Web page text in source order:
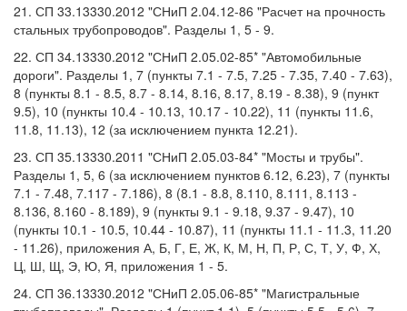
21. СП 33.13330.2012 "СНиП 2.04.12-86 "Расчет на прочность
стальных трубопроводов". Разделы 1, 5 - 9.
22. СП 34.13330.2012 "СНиП 2.05.02-85* "Автомобильные
дороги". Разделы 1, 7 (пункты 7.1 - 7.5, 7.25 - 7.35, 7.40 - 7.63),
8 (пункты 8.1 - 8.5, 8.7 - 8.14, 8.16, 8.17, 8.19 - 8.38), 9 (пункт
9.5), 10 (пункты 10.4 - 10.13, 10.17 - 10.22), 11 (пункты 11.6,
11.8, 11.13), 12 (за исключением пункта 12.21).
23. СП 35.13330.2011 "СНиП 2.05.03-84* "Мосты и трубы".
Разделы 1, 5, 6 (за исключением пунктов 6.12, 6.23), 7 (пункты
7.1 - 7.48, 7.117 - 7.186), 8 (8.1 - 8.8, 8.110, 8.111, 8.113 -
8.136, 8.160 - 8.189), 9 (пункты 9.1 - 9.18, 9.37 - 9.47), 10
(пункты 10.1 - 10.5, 10.44 - 10.87), 11 (пункты 11.1 - 11.3, 11.20
- 11.26), приложения А, Б, Г, Е, Ж, К, М, Н, П, Р, С, Т, У, Ф, Х,
Ц, Ш, Щ, Э, Ю, Я, приложения 1 - 5.
24. СП 36.13330.2012 "СНиП 2.05.06-85* "Магистральные